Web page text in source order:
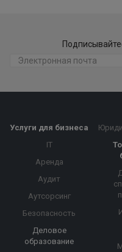
Услуги для бизнеса
IT
Аренда
Аудит
Аутсорсинг
Безопасность
Деловое
образование